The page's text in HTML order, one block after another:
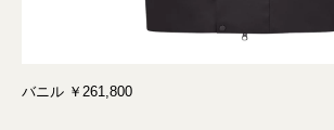
バニル ￥261,800